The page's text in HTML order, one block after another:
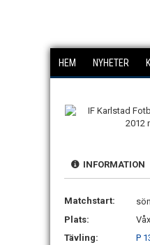
HEM NYHETER
INFORMATION
Matchstart:
Plats:
Tävling:
P